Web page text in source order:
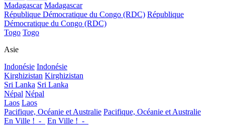
Madagascar Madagascar
République Démocratique du Congo (RDC) République
Démocratique du Congo (RDC)
Togo Togo
Asie
Indonésie Indonésie
Kirghizistan Kirghizistan
Sri Lanka Sri Lanka
Népal Népal
Laos Laos
Pacifique, Océanie et Australie Pacifique, Océanie et Australie
En Ville !_-_
En Ville !_-_